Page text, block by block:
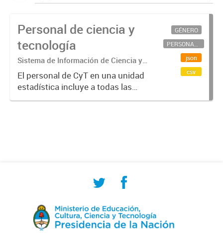
Personal de ciencia y
tecnología
Sistema de Información de Ciencia y
Tecnología Argentino (SICYTAR)
El personal de CyT en una unidad
estadística incluye a todas las
personas involucradas
GÉNERO
PERSONAL CIENTÍFICO-TECNOLÓGICO
json
csv